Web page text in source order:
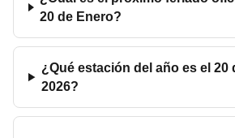
20 de Enero?
¿Qué estación del año es el 20
2026?